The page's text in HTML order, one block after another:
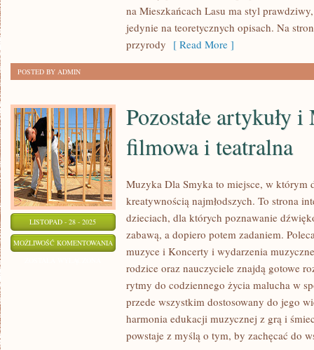
na Mieszkańcach Lasu ma styl
jedynie na teoretycznych opisach. Na
przyrody [ Read More ]
POSTED BY ADMIN
LISTOPAD - 28 - 2025
MOŻLIWOŚĆ KOMENTOWANIA
ARTYKUŁY
MUZYKA
Pozostałe artykuły
filmowa i teatralna
Muzyka Dla Smyka to miejsce, w którym
kreatywnością najmłodszych. To strona
dzieciach, dla których poznawanie
zabawą, a dopiero potem zadaniem.
muzyce i Koncerty i wydarzenia
rodzice oraz nauczyciele znajdą gotowe
rytmy do codziennego życia malucha w
przede wszystkim dostosowany do jego
harmonia edukacji muzycznej z grą i
powstaje z myślą o tym, by zachęcać do